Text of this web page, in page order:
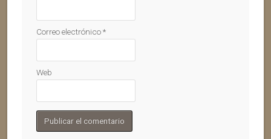
Correo electrónico*
Web